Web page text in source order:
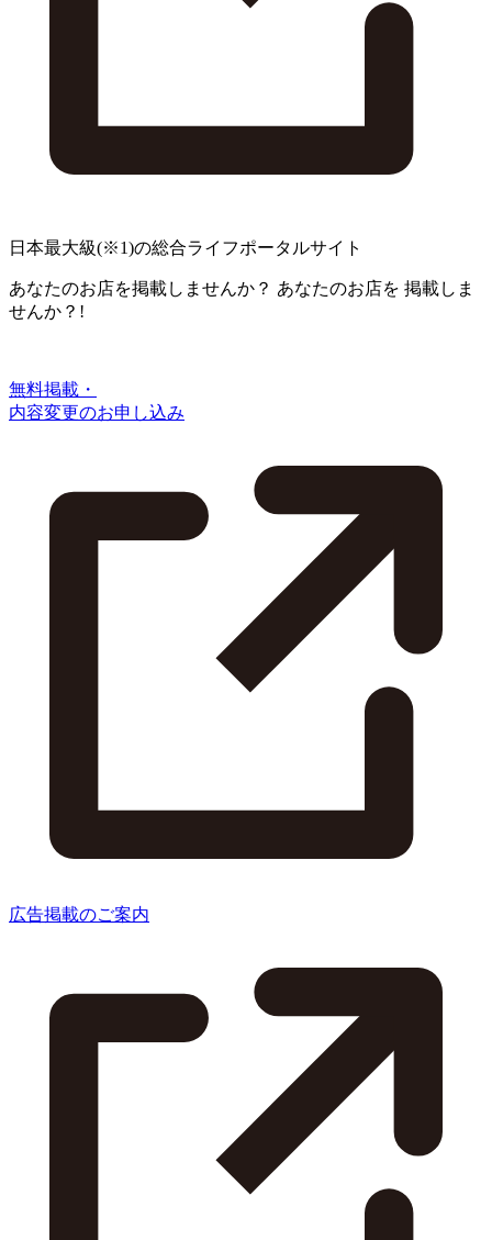
日本最大級(※1)の総合ライフポータルサイト
あなたのお店を掲載しませんか？ あなたのお店を 掲載しま
せんか？!
無料掲載・
内容変更のお申し込み
広告掲載のご案内